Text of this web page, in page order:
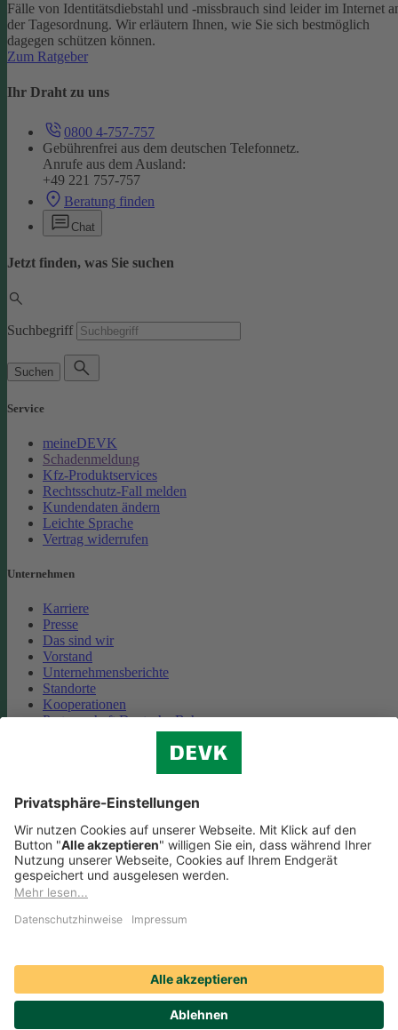
Fälle von Identitätsdiebstahl und -missbrauch sind leider im Internet
der Tagesordnung. Wir erläutern Ihnen, wie Sie sich bestmöglich
dagegen schützen können.
Zum Ratgeber
Ihr Draht zu uns
0800 4-757-757
Gebührenfrei aus dem deutschen Telefonnetz.
Anrufe aus dem Ausland:
+49 221 757-757
Beratung finden
Chat
Jetzt finden, was Sie suchen
Suchbegriff
Suchen
Service
meineDEVK
Schadenmeldung
Kfz-Produktservices
Rechtsschutz-Fall melden
Kundendaten ändern
Leichte Sprache
Vertrag widerrufen
Unternehmen
Karriere
Presse
Das sind wir
Vorstand
Unternehmensberichte
Standorte
Kooperationen
Partnerschaft Deutsche Bahn
Cookie-Einstellungen
Datenschutz
Impressum
Streitbeilegung
Nutzungshinweise
Compliance
Social Media Icons sowie Verlinkungen, die mit
sind, führen auf externe Seiten. Die DEVK ist für die dortigen